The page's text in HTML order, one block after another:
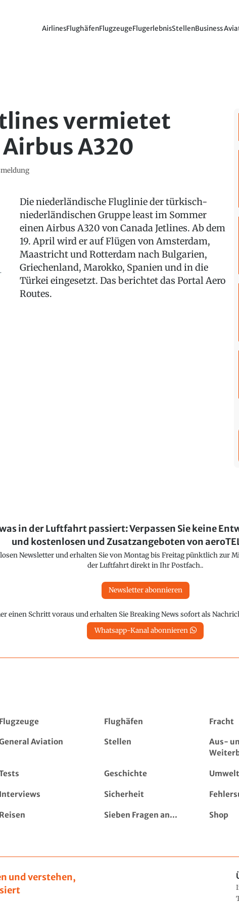
AirlinesFlughäfenFlugzeugeFlugerlebnisStellenBusiness
vermietet
A320
Die niederländische Fluglinie der türkisch-
niederländischen Gruppe least im Sommer
einen Airbus A320 von Canada Jetlines. Ab dem
19. April wird er auf Flügen von Amsterdam,
Maastricht und Rotterdam nach Bulgarien,
Griechenland, Marokko, Spanien und in die
Türkei eingesetzt. Das berichtet das Portal Aero
Routes.
in der Luftfahrt passiert: Verpassen Sie keine
und kostenlosen und Zusatzangeboten von
Newsletter und erhalten Sie von Montag bis Freitag pünktlich zur
der Luftfahrt direkt in Ihr Postfach..
Newsletter abonnieren
einen Schritt voraus und erhalten Sie Breaking News sofort als
Whatsapp-Kanal abonnieren
Flugzeuge Flughäfen Fracht
Aviation Stellen
Aus-
Geschichte Umwelt
Interviews Sicherheit
Reisen Sieben Fragen an... Shop
und verstehen,